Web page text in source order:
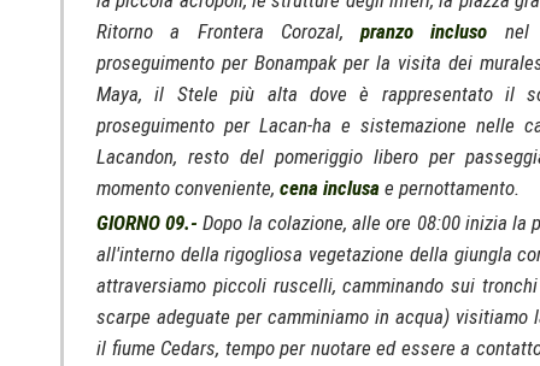
Ritorno a Frontera Corozal, pranzo incluso nel
proseguimento per Bonampak per la visita dei
Maya, il Stele più alta dove è rappresentato il
proseguimento per Lacan-ha e sistemazione nelle
Lacandon, resto del pomeriggio libero per
momento conveniente, cena inclusa e pernottamento.
GIORNO 09.- Dopo la colazione, alle ore 08:00 inizia la
all'interno della rigogliosa vegetazione della giungla
attraversiamo piccoli ruscelli, camminando sui
scarpe adeguate per camminiamo in acqua) visitiamo
il fiume Cedars, tempo per nuotare ed essere a